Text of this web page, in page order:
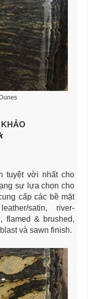
tuyệt vời nhất cho
sự lựa chọn cho
cấp các bề mặt
satin, river-
flamed & brushed,
và sawn finish.